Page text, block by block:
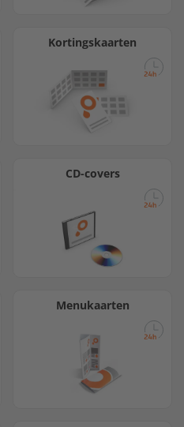
Kortingskaarten
CD-covers
Menukaarten